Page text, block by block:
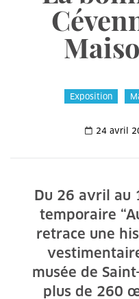
Exposition
24 avril
Du 26 avril au
temporaire
retrace une
musée de
plus de 260